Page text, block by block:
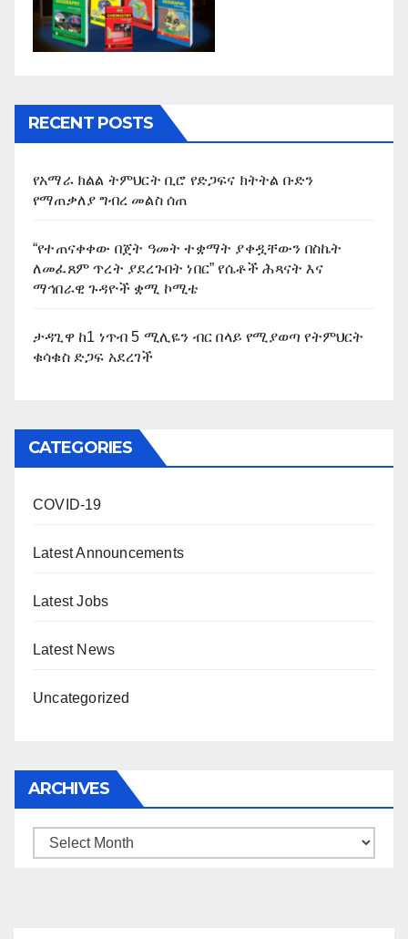
RECENT POSTS
የአማራ ክልል ትምህርት ቢሮ የድጋፍና ክትትል ቡድን
የማጠቃለያ ግብረ መልስ ሰጠ
“የተጠናቀቀው በጀት ዓመት ተቋማት ያቀዷቸውን በስኬት
ለመፈጸም ጥረት ያደረጉበት ነበር” የሴቶች ሕጻናት እና
ማኅበራዊ ጉዳዮች ቋሚ ኮሚቴ
ታዳጊዋ ከ1 ነጥብ 5 ሚሊዬን ብር በላይ የሚያወጣ የትምህርት
ቁሳቁስ ድጋፍ አደረገች
CATEGORIES
COVID-19
Latest Announcements
Latest Jobs
Latest News
Uncategorized
ARCHIVES
Archives